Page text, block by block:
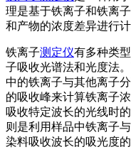
理是基于铁离子和铁离
和产物的浓度差异进行
铁离子测定仪有多种类
子吸收光谱法和光度法
中的铁离子与其他离子
的吸收峰来计算铁离子
吸收特定波长的光线时
则是利用样品中铁离子
染料吸收波长的吸光度